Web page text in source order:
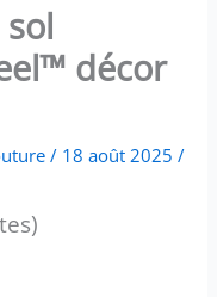
décor
/ 18 août 2025/